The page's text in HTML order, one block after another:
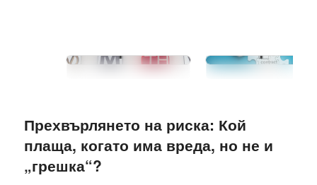
марки и
кой от тях
поръчка:
Прехвърлянето на риска: Кой
плаща, когато има вреда, но не и
„грешка“?